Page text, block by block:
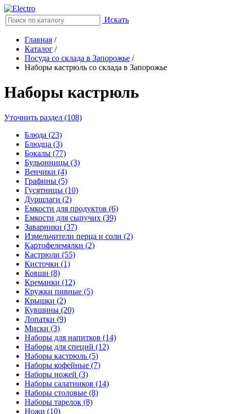
Искать
Главная /
Каталог /
Посуда со склада в Запорожье /
Наборы кастрюль со склада в Запорожье
Наборы кастрюль
Уточнить раздел (108)
Блюда (23)
Блюдца (3)
Бокалы (77)
Бульонницы (3)
Венчики (4)
Графины (5)
Гусятницы (10)
Дуршлаги (2)
Емкости для продуктов (6)
Емкости для сыпучих (39)
Заварники (37)
Измельчители перца и соли (2)
Картофелемялки (2)
Кастрюли (55)
Кисточки (1)
Ковши (8)
Креманки (12)
Кружки пивные (5)
Крышки (2)
Кувшины (20)
Лопатки (9)
Миски (3)
Наборы для напитков (14)
Наборы для специй (12)
Наборы кастрюль (5)
Наборы кофейные (7)
Наборы ножей (3)
Наборы салатников (14)
Наборы столовые (8)
Наборы тарелок (8)
Ножи (10)